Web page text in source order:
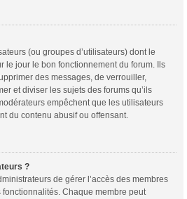
(ou groupes d’utilisateurs) dont le
le jour le bon fonctionnement du forum. Ils
des messages, de verrouiller,
et diviser les sujets des forums qu’ils
empêchent que les utilisateurs
du contenu abusif ou offensant.
?
de gérer l’accès des membres
Chaque membre peut